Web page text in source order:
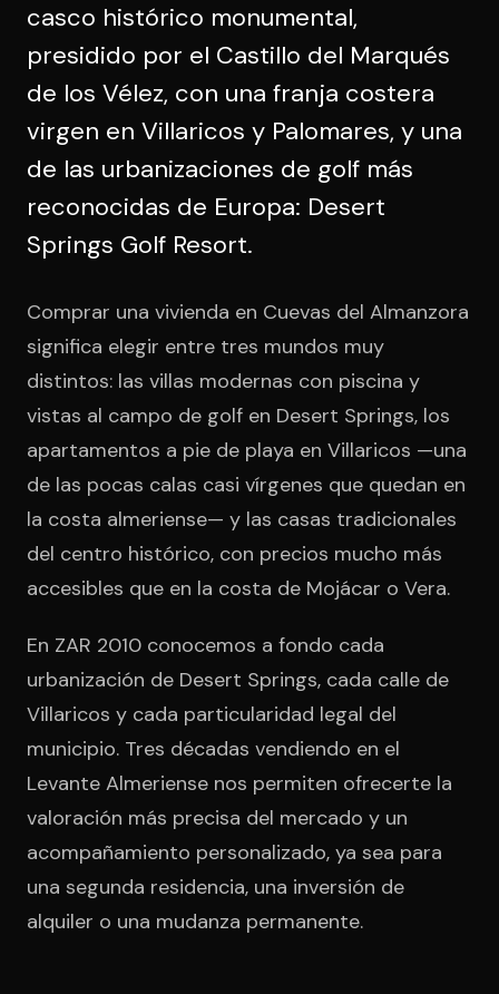
casco histórico monumental,
presidido por el Castillo del Marqués
de los Vélez, con una franja costera
virgen en Villaricos y Palomares, y una
de las urbanizaciones de golf más
reconocidas de Europa: Desert
Springs Golf Resort.
Comprar una vivienda en Cuevas del Almanzora
significa elegir entre tres mundos muy
distintos: las villas modernas con piscina y
vistas al campo de golf en Desert Springs, los
apartamentos a pie de playa en Villaricos —una
de las pocas calas casi vírgenes que quedan en
la costa almeriense— y las casas tradicionales
del centro histórico, con precios mucho más
accesibles que en la costa de Mojácar o Vera.
En ZAR 2010 conocemos a fondo cada
urbanización de Desert Springs, cada calle de
Villaricos y cada particularidad legal del
municipio. Tres décadas vendiendo en el
Levante Almeriense nos permiten ofrecerte la
valoración más precisa del mercado y un
acompañamiento personalizado, ya sea para
una segunda residencia, una inversión de
alquiler o una mudanza permanente.